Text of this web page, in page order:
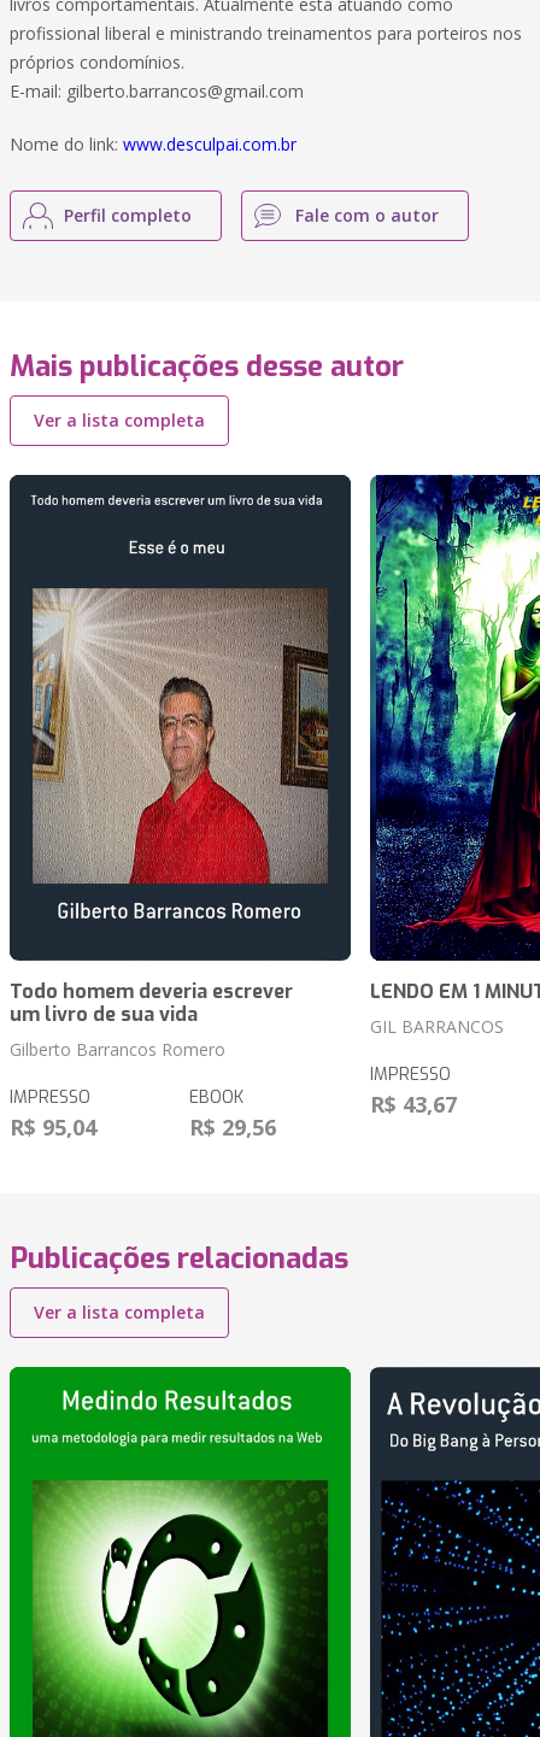
profissional liberal e ministrando treinamentos para porteiros nos
próprios condomínios.
E-mail: gilberto.barrancos@gmail.com
Nome do link: www.desculpai.com.br
Perfil completo Fale com o autor
Mais publicações desse autor
Ver a lista completa
Todo homem deveria escrever
um livro de sua vida
Gilberto Barrancos Romero
IMPRESSO
R$ 95,04
EBOOK
R$ 29,56
LENDO EM 1
GIL BARRANCOS
IMPRESSO
R$ 43,67
Publicações relacionadas
Ver a lista completa